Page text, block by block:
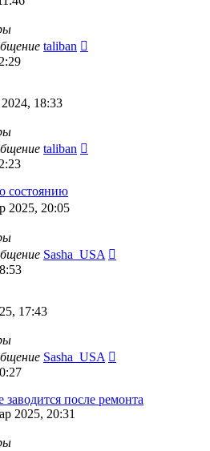
taliban
18:33
taliban
состоянию
2025, 20:05
Sasha_USA
17:43
Sasha_USA
после ремонта
2025, 20:31